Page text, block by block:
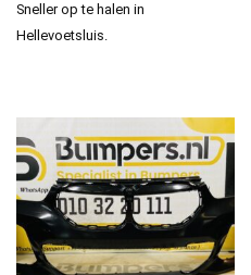
Sneller op te halen in
Hellevoetsluis.